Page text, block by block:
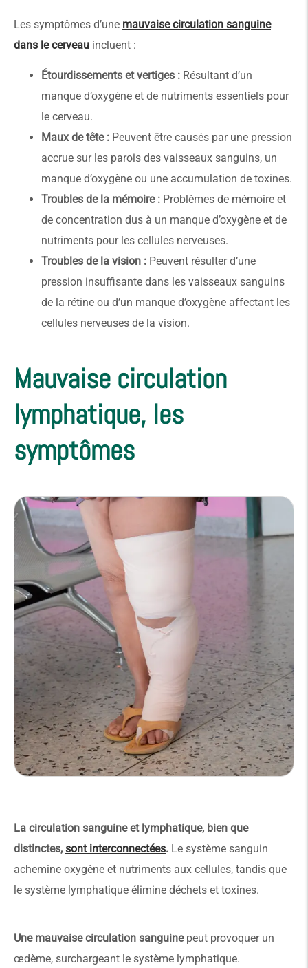
Les symptômes d’une mauvaise circulation sanguine
dans le cerveau incluent :
Étourdissements et vertiges : Résultant d’un
manque d’oxygène et de nutriments essentiels pour
le cerveau.
Maux de tête : Peuvent être causés par une pression
accrue sur les parois des vaisseaux sanguins, un
manque d’oxygène ou une accumulation de toxines.
Troubles de la mémoire : Problèmes de mémoire et
de concentration dus à un manque d’oxygène et de
nutriments pour les cellules nerveuses.
Troubles de la vision : Peuvent résulter d’une
pression insuffisante dans les vaisseaux sanguins
de la rétine ou d’un manque d’oxygène affectant les
cellules nerveuses de la vision.
Mauvaise circulation
lymphatique, les
symptômes
La circulation sanguine et lymphatique, bien que
distinctes, sont interconnectées. Le système sanguin
achemine oxygène et nutriments aux cellules, tandis que
le système lymphatique élimine déchets et toxines.
Une mauvaise circulation sanguinepeut provoquer un
œdème, surchargeant le système lymphatique.